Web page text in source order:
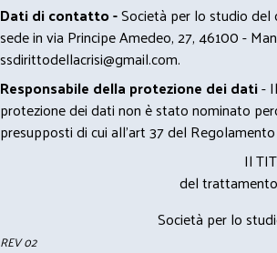
Dati di contatto -Società per lo studio
sede in via Principe Amedeo, 27, 46100 -
ssdirittodellacrisi@gmail.com.
Responsabile della protezione dei dati-
protezione dei dati non è stato nominato
presupposti di cui all’art 37 del
Il
del
Società per lo
REV 02